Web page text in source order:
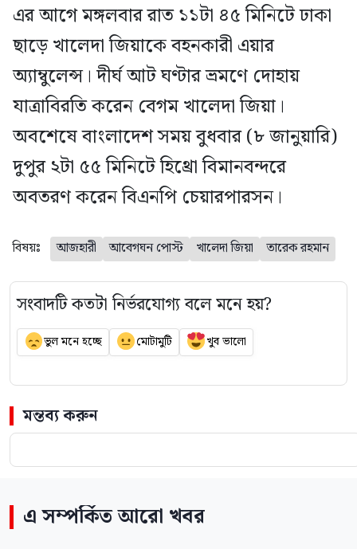
এর আগে মঙ্গলবার রাত ১১টা ৪৫ মিনিটে ঢাকা
ছাড়ে খালেদা জিয়াকে বহনকারী এয়ার
অ্যাম্বুলেন্স। দীর্ঘ আট ঘণ্টার ভ্রমণে দোহায়
যাত্রাবিরতি করেন বেগম খালেদা জিয়া।
অবশেষে বাংলাদেশ সময় বুধবার (৮ জানুয়ারি)
দুপুর ২টা ৫৫ মিনিটে হিথ্রো বিমানবন্দরে
অবতরণ করেন বিএনপি চেয়ারপারসন।
বিষয়ঃ আজহারী আবেগঘন পোস্ট খালেদা জিয়া তারেক রহমান
সংবাদটি কতটা নির্ভরযোগ্য বলে মনে হয়?
ভুল মনে হচ্ছে মোটামুটি খুব ভালো
মন্তব্য করুন
এ সম্পর্কিত আরো খবর